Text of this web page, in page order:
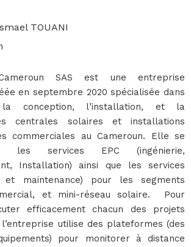
TOUANI
SAS est une entreprise
en septembre 2020 spécialisée dans
conception, l’installation, et la
centrales solaires et installations
commerciales au Cameroun. Elle se
les services EPC (ingénierie,
Installation) ainsi que les services
et maintenance) pour les segments
et mini-réseau solaire. Pour
efficacement chacun des projets
utilise des plateformes (des
pour monitorer à distance